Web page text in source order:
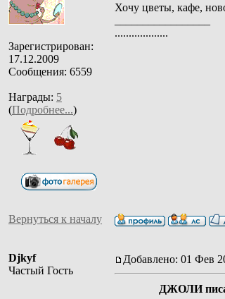
Зарегистрирован:
17.12.2009
Сообщения: 6559
Награды: 5
(Подробнее...)
Хочу цветы, кафе,
...................
Вернуться к началу
Djkyf
Частый Гость
Добавлено: 01 Фев
ДЖОЛИ